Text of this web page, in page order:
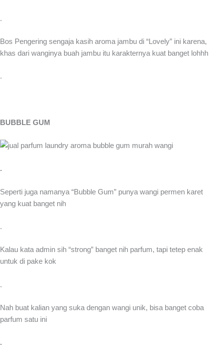
.
Bos Pengering sengaja kasih aroma jambu di “Lovely” ini karena,
khas dari wanginya buah jambu itu karakternya kuat banget lohhh
.
BUBBLE GUM
.
Seperti juga namanya “Bubble Gum” punya wangi permen karet
yang kuat banget nih
.
Kalau kata admin sih “strong” banget nih parfum, tapi tetep enak
untuk di pake kok
.
Nah buat kalian yang suka dengan wangi unik, bisa banget coba
parfum satu ini
.